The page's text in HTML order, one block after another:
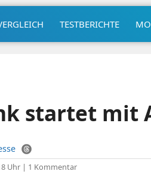
TESTBERICHTE
startet mit
Uhr| 1 Kommentar